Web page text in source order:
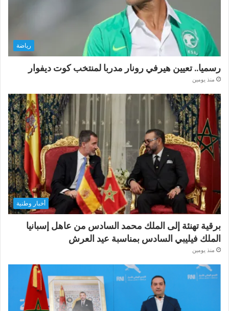
رياضة
رسميا.. تعيين هيرفي رونار مدربا لمنتخب كوت ديفوار
منذ يومين
أخبار وطنية
برقية تهنئة إلى الملك محمد السادس من عاهل إسبانيا
الملك فيليبي السادس بمناسبة عيد العرش
منذ يومين